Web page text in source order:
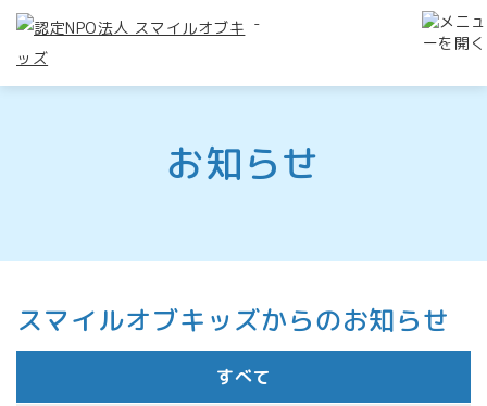
-
お知らせ
スマイルオブキッズからのお知らせ
すべて